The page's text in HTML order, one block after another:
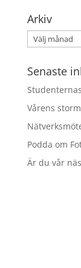
Arkiv
Arkiv
Senaste
Vårens
Podda om
Är du vår